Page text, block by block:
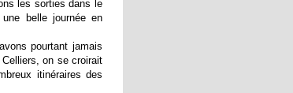
les sorties dans le
belle journée en
pourtant jamais
on se croirait
itinéraires des